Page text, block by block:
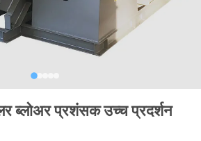
ब्लोअर प्रशंसक उच्च प्रदर्शन